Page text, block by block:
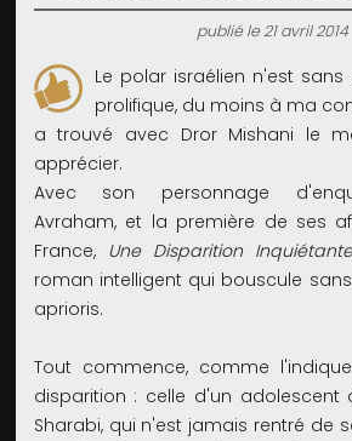
publié le 21 avril 2014
Le polar israélien n'est
prolifique, du moins à ma
a trouvé avec Dror Mishani le
apprécier.
Avec son personnage
Avraham, et la première de ses
France, Une Disparition Inquiétante
roman intelligent qui bouscule
aprioris.
Tout commence, comme
disparition : celle d'un adolescent
Sharabi, qui n'est jamais rentré de